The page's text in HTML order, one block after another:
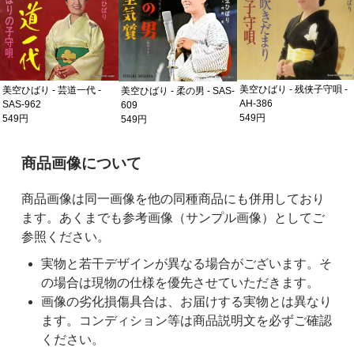
美空ひばり - 芸道一代 -
SAS-962
549円
美空ひばり - 柔の男 - SAS-
609
549円
美空ひばり - 残侠子守唄 -
AH-386
549円
ご購入前の注意事項
商品画像について
商品画像は同一画像を他の同種商品にも併用しており
ます。あくまでも参考画像（サンプル画像）としてご
参照ください。
実物と若干デザインが異なる場合がございます。そ
の場合は現物の仕様を優先させていただきます。
画像の劣化損傷具合は、お届けする実物とは異なり
ます。コンディション等は商品説明文を必ずご確認
ください。